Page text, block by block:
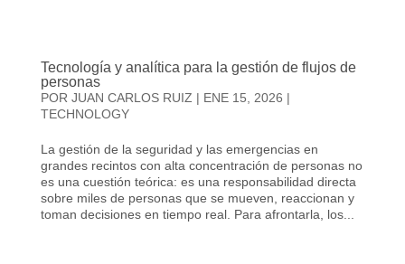
Tecnología y analítica para la gestión de flujos de
personas
POR JUAN CARLOS RUIZ | ENE 15, 2026 |
TECHNOLOGY
La gestión de la seguridad y las emergencias en
grandes recintos con alta concentración de personas no
es una cuestión teórica: es una responsabilidad directa
sobre miles de personas que se mueven, reaccionan y
toman decisiones en tiempo real. Para afrontarla, los...